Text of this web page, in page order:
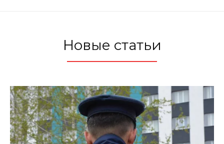
Новые статьи